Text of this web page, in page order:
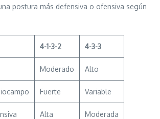
postura más defensiva o ofensiva según
4-1-3-2 4-3-3
Moderado Alto
Fuerte Variable
Alta Moderada